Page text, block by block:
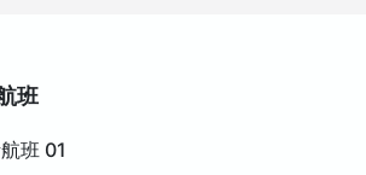
班
班 01